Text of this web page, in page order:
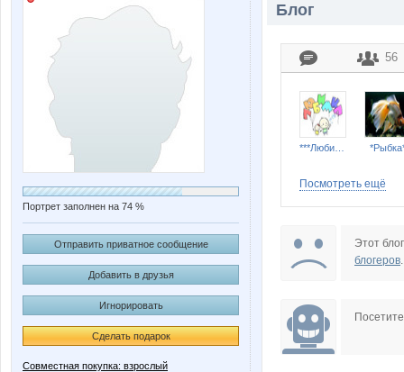
Портрет заполнен на 74 %
Отправить приватное сообщение
Добавить в друзья
Игнорировать
Сделать подарок
Совместная покупка: взрослый
Блог
56
Kathrin
Посмотреть ещё
Этот
блогеров.